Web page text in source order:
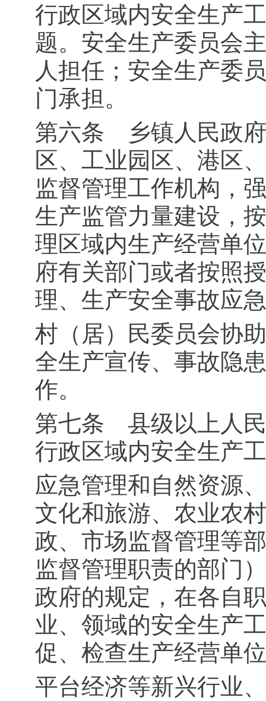
行政区域内安全生产
题。安全生产委员会
人担任；安全生产委
门承担。
第六条 乡镇人民政
区、工业园区、港区
监督管理工作机构，
生产监管力量建设，
理区域内生产经营单
府有关部门或者按照
理、生产安全事故应
村（居）民委员会协
全生产宣传、事故隐
作。
第七条 县级以上人
行政区域内安全生产
应急管理和自然资源
文化和旅游、农业农
政、市场监督管理等
监督管理职责的部门
政府的规定，在各自
业、领域的安全生产
促、检查生产经营单
平台经济等新兴行业